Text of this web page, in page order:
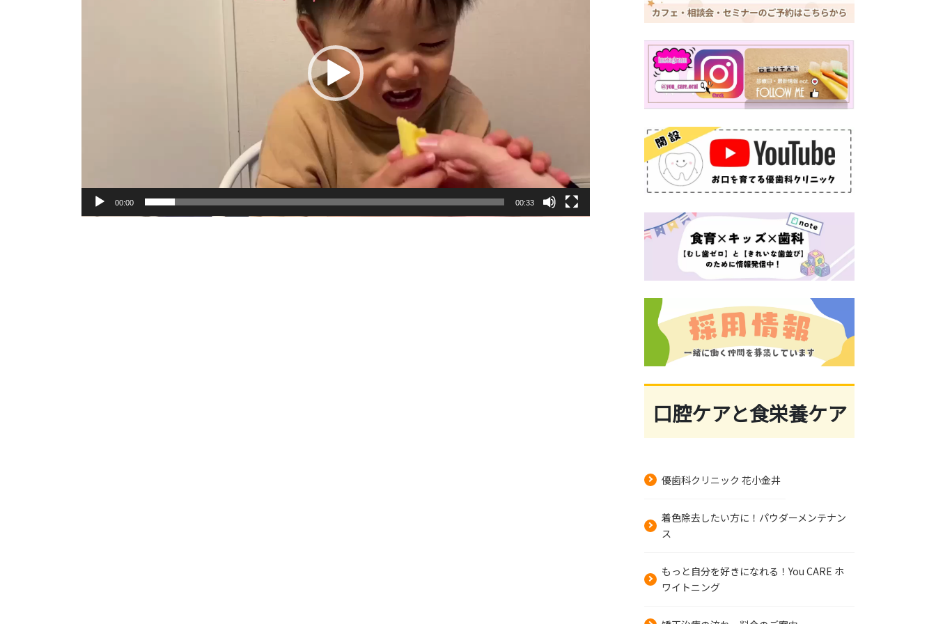
00:00 00:33
口腔ケアと食栄養ケア
優歯科クリニック 花小金井
着色除去したい方に！パウダーメンテナン
ス
もっと自分を好きになれる！You CARE ホ
ワイトニング